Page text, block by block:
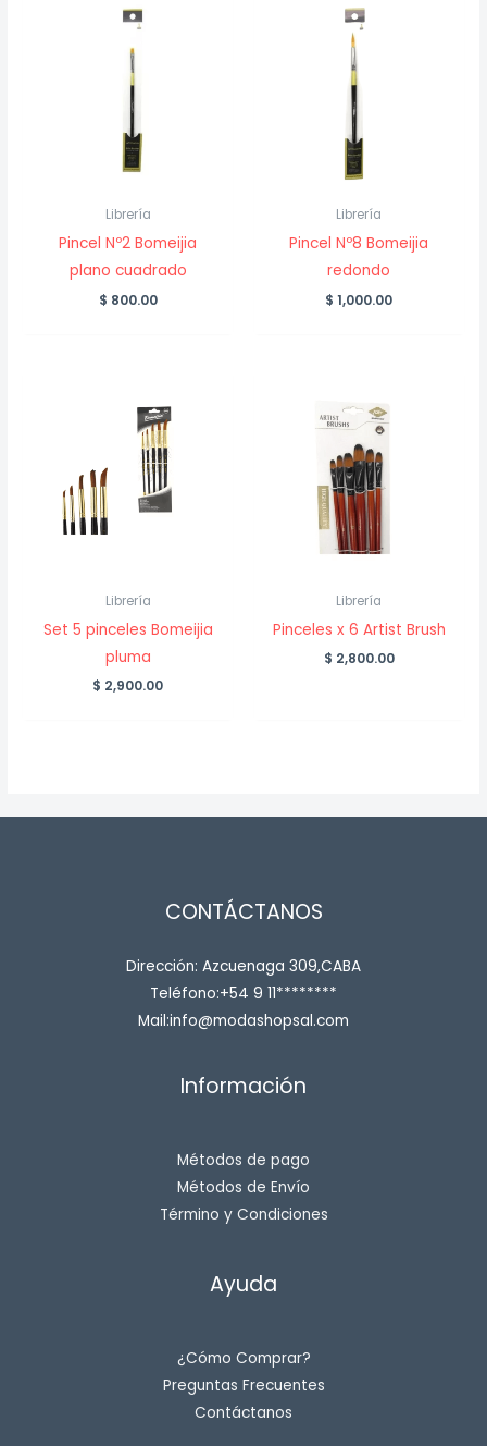
Librería
Pincel Nº2 Bomeijia
plano cuadrado
$ 800.00
Librería
Pincel Nº8 Bomeijia
redondo
$ 1,000.00
Librería
Set 5 pinceles Bomeijia
pluma
$ 2,900.00
Librería
Pinceles x 6 Artist Brush
$ 2,800.00
CONTÁCTANOS
Dirección: Azcuenaga 309,CABA
Teléfono:+54 9 11********
Mail:info@modashopsal.com
Información
Métodos de pago
Métodos de Envío
Término y Condiciones
Ayuda
¿Cómo Comprar?
Preguntas Frecuentes
Contáctanos